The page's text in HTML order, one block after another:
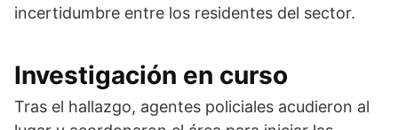
incertidumbre entre los residentes del sector.
Investigación en curso
Tras el hallazgo, agentes policiales acudieron al